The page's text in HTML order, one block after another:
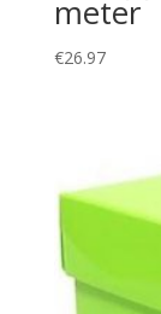
meter
€26.97